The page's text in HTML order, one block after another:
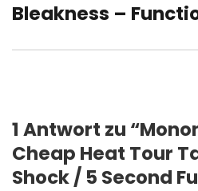
Nächster
Bleakness –
1 Antwort zu
Cheap Heat Tour
Shock / 5 Second